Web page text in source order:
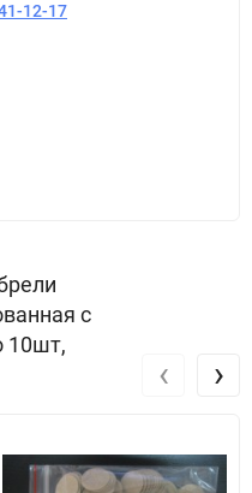
12-17
с
10шт,
‹ ›